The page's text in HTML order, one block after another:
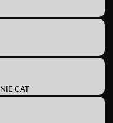
CAT